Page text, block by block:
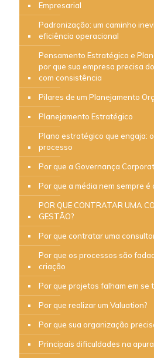
Empresarial
Padronização: um caminho
eficiência operacional
Pensamento Estratégico e
por que sua empresa precisa
com consistência
Pilares de um Planejamento
Planejamento Estratégico
Plano estratégico que engaja:
processo
Por que a Governança
Por que a média nem sempre é
POR QUE CONTRATAR UMA
GESTÃO?
Por que contratar uma
Por que os processos são
criação
Por que projetos falham em se
Por que realizar um Valuation?
Por que sua organização
Principais dificuldades na